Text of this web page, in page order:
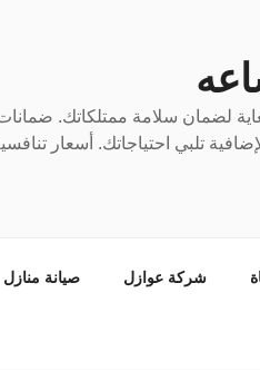
لضمان سلامة ممتلكاتك.
تلبي احتياجاتك. أسعار
شركة عوازل صيانة منازل